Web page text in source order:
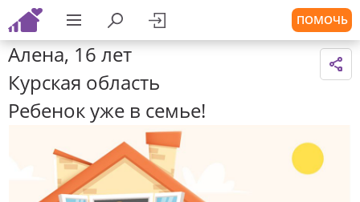
ПОМОЧЬ
Алена, 16 лет
Курская область
Ребенок уже в семье!